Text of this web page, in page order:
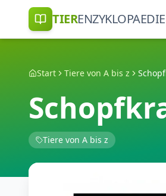
TIER
Start Tiere von A bis z
Tiere von A bis z